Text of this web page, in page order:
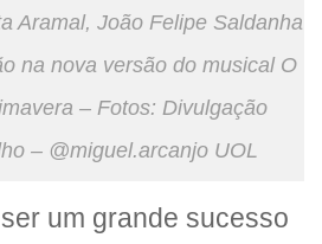
Aramal, João Felipe Saldanha
na nova versão do musical O
– Fotos: Divulgação
– @miguel.arcanjo UOL
um grande sucesso